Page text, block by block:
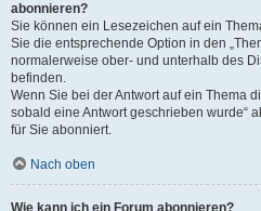
abonnieren?
Sie können ein Lesezeichen auf ein
Sie die entsprechende Option in den
normalerweise ober- und unterhalb des
befinden.
Wenn Sie bei der Antwort auf ein Thema
sobald eine Antwort geschrieben wurde“
für Sie abonniert.
Nach oben
Wie kann ich ein Forum abonnieren?